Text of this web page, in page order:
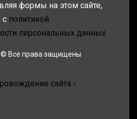
формы на этом сайте,
с политикой
персональных данных
© Все права защищены
сайта -